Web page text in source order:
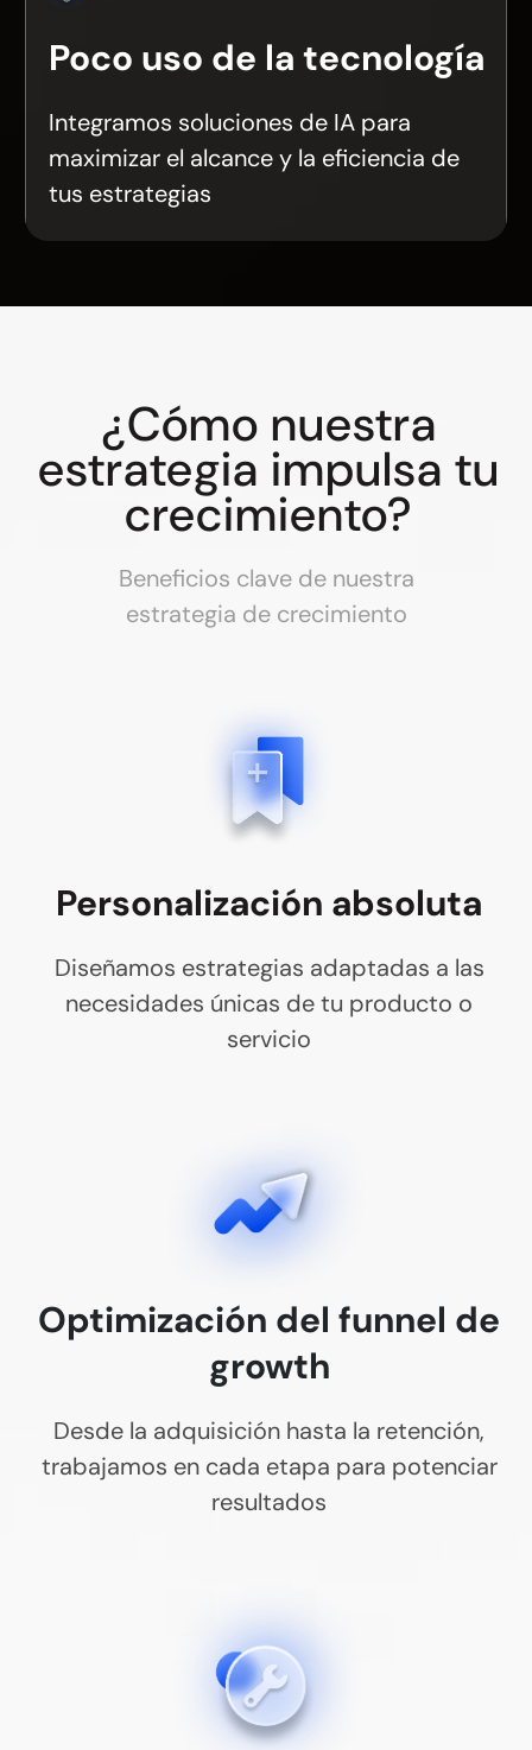
Poco uso de la tecnología
Integramos soluciones de IA para
maximizar el alcance y la eficiencia de
tus estrategias
¿Cómo nuestra
estrategia impulsa tu
crecimiento?
Beneficios clave de nuestra
estrategia de crecimiento
Personalización absoluta
Diseñamos estrategias adaptadas a las
necesidades únicas de tu producto o
servicio
Optimización del funnel de
growth
Desde la adquisición hasta la retención,
trabajamos en cada etapa para potenciar
resultados